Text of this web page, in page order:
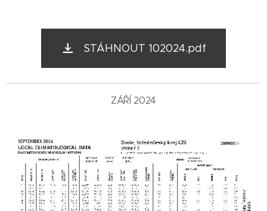
STÁHNOUT 102024.pdf
ZÁŘÍ 2024